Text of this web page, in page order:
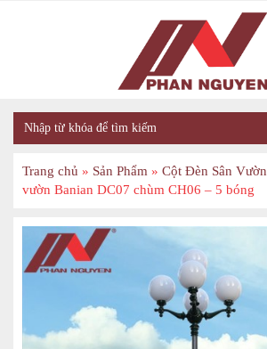
Trang chủ » Sản Phẩm » Cột Đèn Sân Vườn
vườn Banian DC07 chùm CH06 – 5 bóng